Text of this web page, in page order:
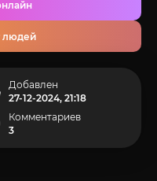
людей
Добавлен
27-12-2024, 21:18
Комментариев
3